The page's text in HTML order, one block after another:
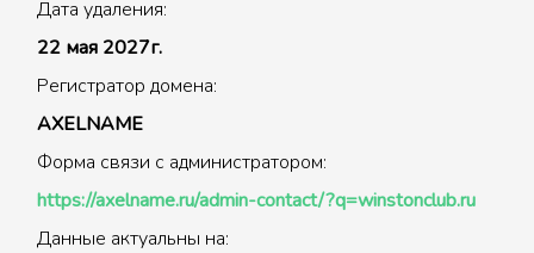
Дата удаления:
22 мая 2027г.
Регистратор домена:
AXELNAME
Форма связи с администратором:
https://axelname.ru/admin-contact/?q=winstonclub.ru
Данные актуальны на: